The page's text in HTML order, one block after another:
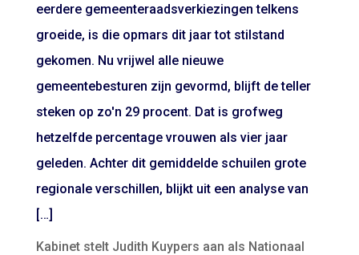
eerdere gemeenteraadsverkiezingen telkens
groeide, is die opmars dit jaar tot stilstand
gekomen. Nu vrijwel alle nieuwe
gemeentebesturen zijn gevormd, blijft de teller
steken op zo'n 29 procent. Dat is grofweg
hetzelfde percentage vrouwen als vier jaar
geleden. Achter dit gemiddelde schuilen grote
regionale verschillen, blijkt uit een analyse van
[…]
Kabinet stelt Judith Kuypers aan als Nationaal